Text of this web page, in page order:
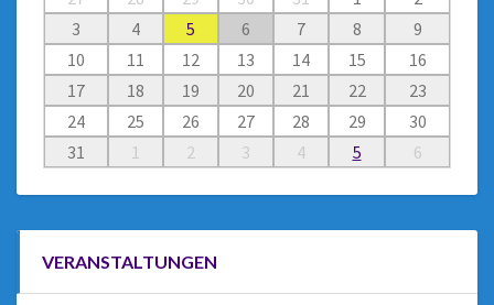
3
4 5 6 7 8
9
10
11 12 13 14 15
16
17
18 19 20 21 22
23
24
25 26 27 28 29
30
31
1 2 3 4 5 6
VERANSTALTUNGEN